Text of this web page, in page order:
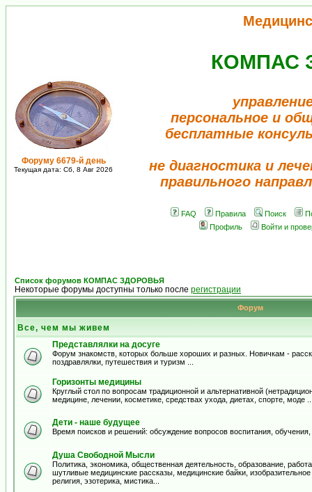
Форуму 6679-й день
Текущая дата: Сб, 8 Авг 2026
КОМПАС
персональное и
бесплатные
не диагностика и
правильного
FAQ Правила Поиск
Профиль
Войти и
Список форумов КОМПАС ЗДОРОВЬЯ
Некоторые форумы доступны только после регистрации
Форум
Все, чем мы живем
Представлялки на досуге
Форум знакомств, которых больше хороших и разных. Новичкам -
поздравлялки, путешествия и туризм ...
Горизонты медицины
Круглый стол по вопросам традиционной и альтернативной
медицине, лечении, косметике, средствах ухода, диетах, спорте, моде
Дети - наше будущее
Время поисков и решений: обсуждение вопросов воспитания,
Душа Свободной Мысли
Политика, экономика, общественная деятельность, образование,
шутливые медицинские рассказы, медицинские байки,
религия, эзотерика, мистика...